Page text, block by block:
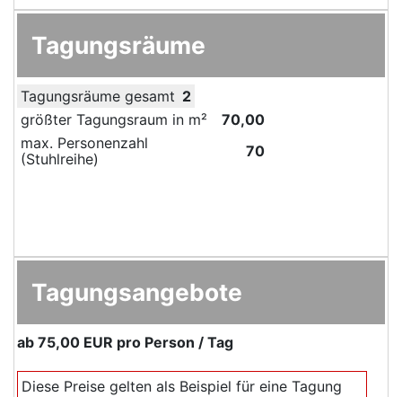
Tagungsräume
Tagungsräume gesamt 2
größter Tagungsraum in m²
70,00
max. Personenzahl
(Stuhlreihe)
70
Tagungsangebote
ab 75,00 EUR pro Person / Tag
Diese Preise gelten als Beispiel für eine Tagung